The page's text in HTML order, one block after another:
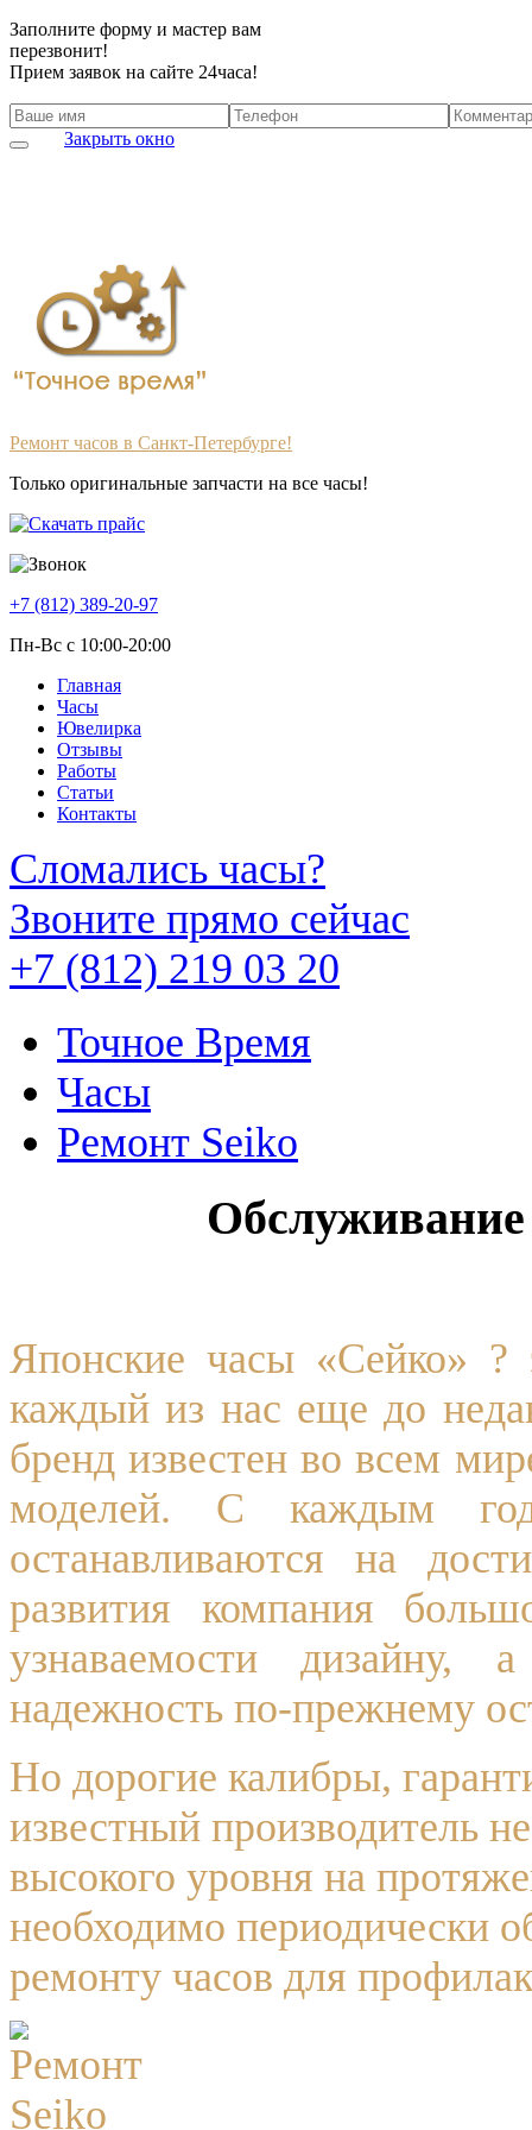
Заполните форму и мастер вам
перезвонит!
Прием заявок на сайте 24часа!
Закрыть окно
Ремонт часов в Санкт-Петербурге!
Только оригинальные запчасти на все часы!
+7 (812) 389-20-97
Пн-Вс с 10:00-20:00
Главная
Часы
Ювелирка
Отзывы
Работы
Статьи
Контакты
Сломались часы?
Звоните прямо сейчас
+7 (812) 219 03 20
Точное Время
Часы
Ремонт Seiko
Обслуживание
Японские часы «Сейко» ?
каждый из нас еще до
бренд известен во всем
моделей. С каждым
останавливаются на
развития компания
узнаваемости дизайну,
надежность по-прежнему
Но дорогие калибры,
известный производитель
высокого уровня на
необходимо периодически
ремонту часов для